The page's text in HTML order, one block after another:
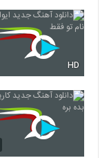
140
141
HD